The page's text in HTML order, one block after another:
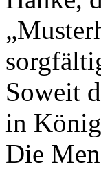
Soweit
in
Die